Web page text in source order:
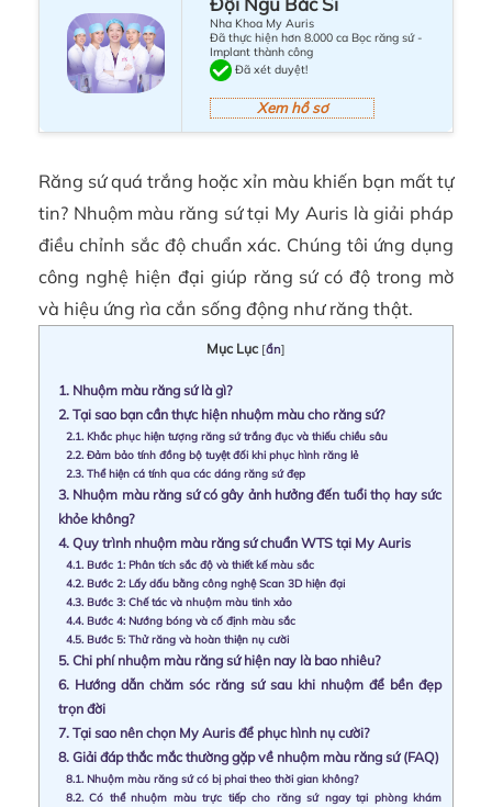
Nha Khoa My Auris
Đã thực hiện hơn 8.000 ca Bọc răng sứ -
Implant thành công
Đã xét duyệt!
Xem hồ sơ
Răng sứ quá trắng hoặc xỉn màu khiến bạn mất tự
tin? Nhuộm màu răng sứ tại My Auris là giải pháp
điều chỉnh sắc độ chuẩn xác. Chúng tôi ứng dụng
công nghệ hiện đại giúp răng sứ có độ trong mờ
và hiệu ứng rìa cắn sống động như răng thật.
Mục Lục [ẩn]
1. Nhuộm màu răng sứ là gì?
2. Tại sao bạn cần thực hiện nhuộm màu cho răng sứ?
2.1. Khắc phục hiện tượng răng sứ trắng đục và thiếu chiều sâu
2.2. Đảm bảo tính đồng bộ tuyệt đối khi phục hình răng lẻ
2.3. Thể hiện cá tính qua các dáng răng sứ đẹp
3. Nhuộm màu răng sứ có gây ảnh hưởng đến tuổi thọ hay sức
khỏe không?
4. Quy trình nhuộm màu răng sứ chuẩn WTS tại My Auris
4.1. Bước 1: Phân tích sắc độ và thiết kế màu sắc
4.2. Bước 2: Lấy dấu bằng công nghệ Scan 3D hiện đại
4.3. Bước 3: Chế tác và nhuộm màu tinh xảo
4.4. Bước 4: Nướng bóng và cố định màu sắc
4.5. Bước 5: Thử răng và hoàn thiện nụ cười
5. Chi phí nhuộm màu răng sứ hiện nay là bao nhiêu?
6. Hướng dẫn chăm sóc răng sứ sau khi nhuộm để bền đẹp
trọn đời
7. Tại sao nên chọn My Auris để phục hình nụ cười?
8. Giải đáp thắc mắc thường gặp về nhuộm màu răng sứ (FAQ)
8.1. Nhuộm màu răng sứ có bị phai theo thời gian không?
8.2. Có thể nhuộm màu trực tiếp cho răng sứ ngay tại phòng khám